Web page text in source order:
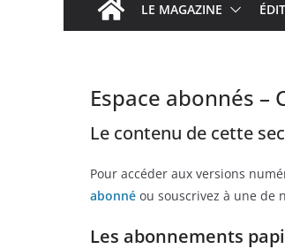
LE MAGAZINE
Espace abonnés –
Le contenu de cette
Pour accéder aux versions
abonné ou souscrivez à une de
Les abonnements